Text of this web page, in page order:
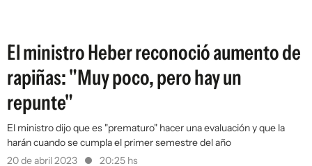
El ministro Heber reconoció aumento de
rapiñas: "Muy poco, pero hay un
repunte"
El ministro dijo que es "prematuro" hacer una evaluación y que la
harán cuando se cumpla el primer semestre del año
20 de abril 2023
20:25 hs